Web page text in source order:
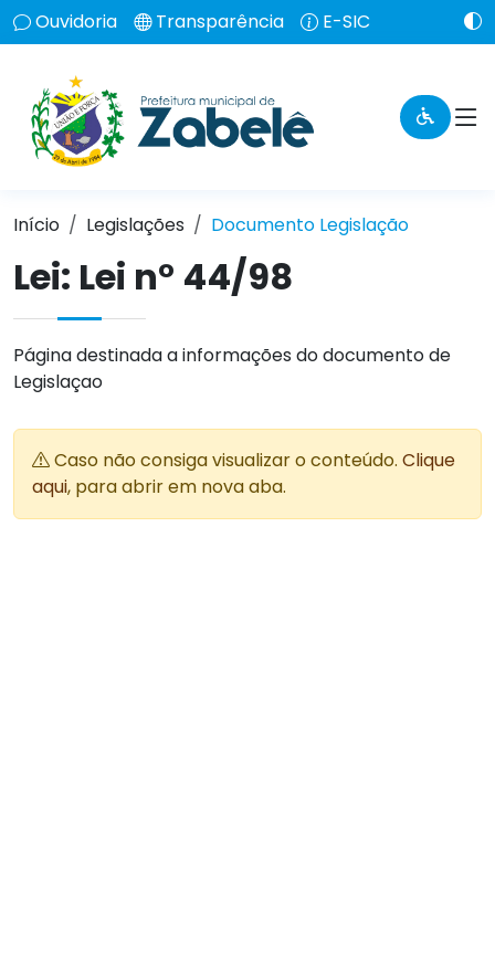
Ouvidoria Transparência E-SIC
Início Legislações Documento Legislação
Lei: Lei n° 44/98
Página destinada a informações do documento de
Legislaçao
Caso não consiga visualizar o conteúdo. Clique
aqui, para abrir em nova aba.